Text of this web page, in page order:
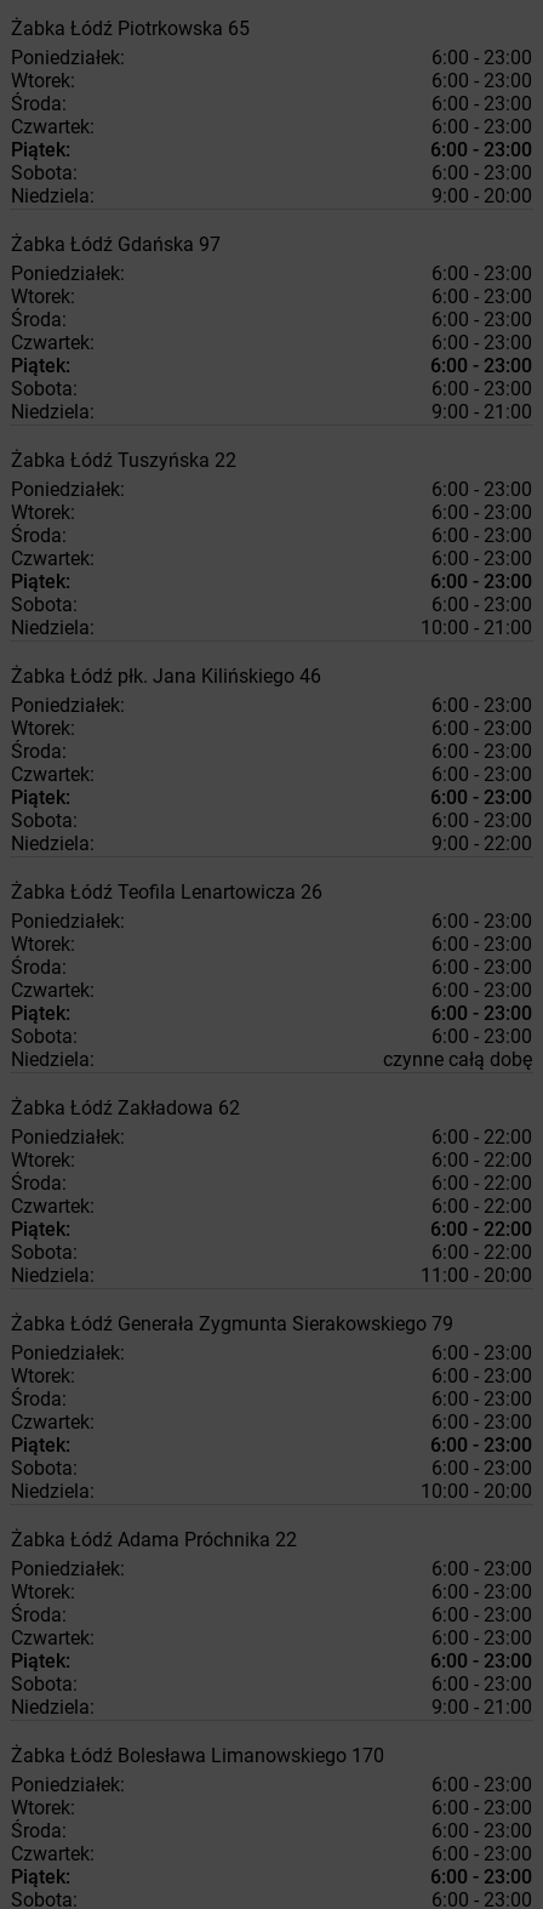
Żabka Łódź Piotrkowska 65
Poniedziałek:
6:00 - 23:00
Wtorek:
6:00 - 23:00
Środa:
6:00 - 23:00
Czwartek:
6:00 - 23:00
Piątek:
6:00 - 23:00
Sobota:
6:00 - 23:00
Niedziela:
9:00 - 20:00
Żabka Łódź Gdańska 97
Poniedziałek:
6:00 - 23:00
Wtorek:
6:00 - 23:00
Środa:
6:00 - 23:00
Czwartek:
6:00 - 23:00
Piątek:
6:00 - 23:00
Sobota:
6:00 - 23:00
Niedziela:
9:00 - 21:00
Żabka Łódź Tuszyńska 22
Poniedziałek:
6:00 - 23:00
Wtorek:
6:00 - 23:00
Środa:
6:00 - 23:00
Czwartek:
6:00 - 23:00
Piątek:
6:00 - 23:00
Sobota:
6:00 - 23:00
Niedziela:
10:00 - 21:00
Żabka Łódź płk. Jana Kilińskiego 46
Poniedziałek:
6:00 - 23:00
Wtorek:
6:00 - 23:00
Środa:
6:00 - 23:00
Czwartek:
6:00 - 23:00
Piątek:
6:00 - 23:00
Sobota:
6:00 - 23:00
Niedziela:
9:00 - 22:00
Żabka Łódź Teofila Lenartowicza 26
Poniedziałek:
6:00 - 23:00
Wtorek:
6:00 - 23:00
Środa:
6:00 - 23:00
Czwartek:
6:00 - 23:00
Piątek:
6:00 - 23:00
Sobota:
6:00 - 23:00
Niedziela:
czynne całą dobę
Żabka Łódź Zakładowa 62
Poniedziałek:
6:00 - 22:00
Wtorek:
6:00 - 22:00
Środa:
6:00 - 22:00
Czwartek:
6:00 - 22:00
Piątek:
6:00 - 22:00
Sobota:
6:00 - 22:00
Niedziela:
11:00 - 20:00
Żabka Łódź Generała Zygmunta Sierakowskiego 79
Poniedziałek:
6:00 - 23:00
Wtorek:
6:00 - 23:00
Środa:
6:00 - 23:00
Czwartek:
6:00 - 23:00
Piątek:
6:00 - 23:00
Sobota:
6:00 - 23:00
Niedziela:
10:00 - 20:00
Żabka Łódź Adama Próchnika 22
Poniedziałek:
6:00 - 23:00
Wtorek:
6:00 - 23:00
Środa:
6:00 - 23:00
Czwartek:
6:00 - 23:00
Piątek:
6:00 - 23:00
Sobota:
6:00 - 23:00
Niedziela:
9:00 - 21:00
Żabka Łódź Bolesława Limanowskiego 170
Poniedziałek:
6:00 - 23:00
Wtorek:
6:00 - 23:00
Środa:
6:00 - 23:00
Czwartek:
6:00 - 23:00
Piątek:
6:00 - 23:00
Sobota:
6:00 - 23:00